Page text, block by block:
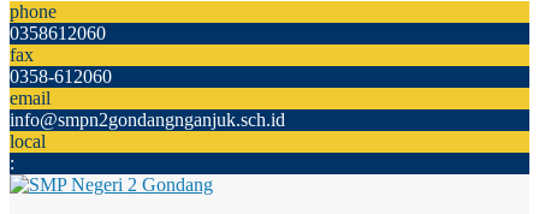
phone
0358612060
fax
0358-612060
email
info@smpn2gondangnganjuk.sch.id
local
: